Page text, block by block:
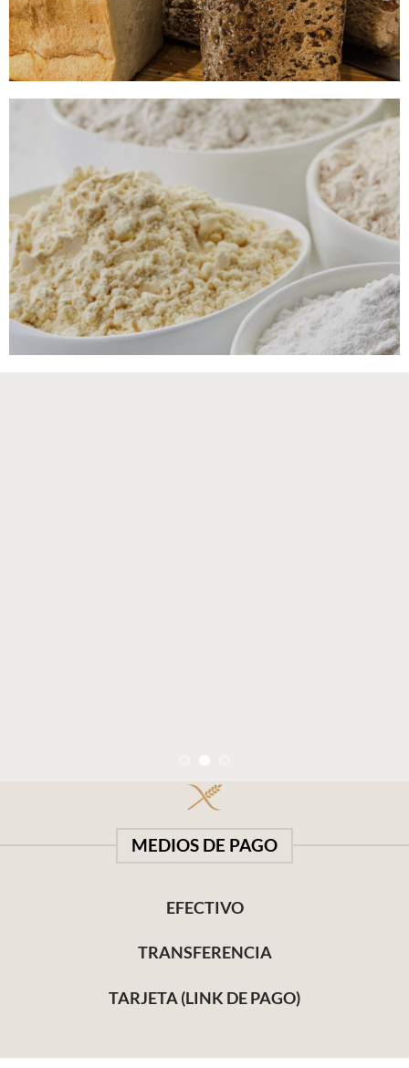
MEDIOS DE PAGO
EFECTIVO
TRANSFERENCIA
TARJETA (LINK DE PAGO)